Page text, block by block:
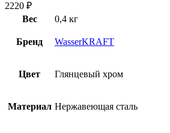
2220 ₽
Вес
0,4 кг
Бренд WasserKRAFT
Цвет Глянцевый хром
Материал Нержавеющая сталь